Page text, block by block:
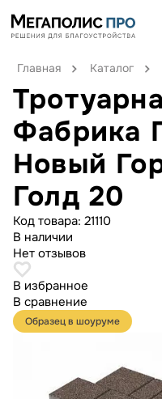
Главная Каталог
Фабрика
Новый
Голд 20
Код товара: 21110
В наличии
Нет отзывов
В избранное
В сравнение
Образец в шоуруме